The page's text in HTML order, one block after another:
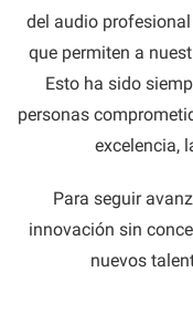
del audio
que permiten a
Esto ha sido
personas
excelencia,
Para seguir
innovación sin
nuevos